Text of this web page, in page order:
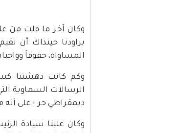
وكان آخر ما قلت من
يراودنا حينذاك أن
المساواة، حقوقاً
وكم كانت دهشتنا
الرسالات السماوية
ديمقراطي حر - على
وكان علينا سيادة